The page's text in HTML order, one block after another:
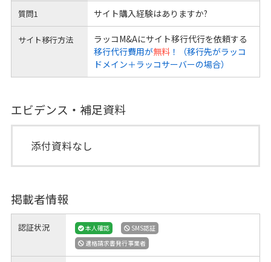
質問1 サイト購入経験はありますか?
サイト移行方法
ラッコM&Aにサイト移行代行を依頼する
移行代行費用が無料！（移行先がラッコ
ドメイン＋ラッコサーバーの場合）
エビデンス・補足資料
添付資料なし
掲載者情報
認証状況 本人確認
SMS認証
適格請求書発行事業者